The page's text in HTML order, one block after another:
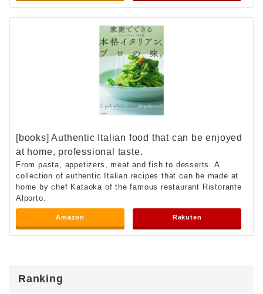
[books] Authentic Italian food that can be enjoyed
at home, professional taste.
From pasta, appetizers, meat and fish to desserts. A
collection of authentic Italian recipes that can be made at
home by chef Kataoka of the famous restaurant Ristorante
Alporto.
Amazon Rakuten
Ranking